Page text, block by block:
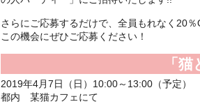
さらにご応募するだけで、全員もれなく20％
この機会にぜひご応募ください！
「
2019年4月7日（日）10:00～13:00（予定）
都内 某猫カフェにて